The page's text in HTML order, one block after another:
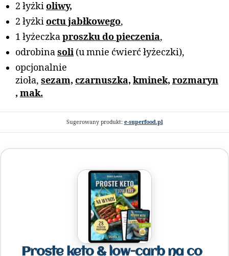
2 łyżkioliwy,
2 łyżkioctu jabłkowego,
1 łyżeczkaproszku do pieczenia,
odrobinasoli (u mnie ćwierć łyżeczki),
opcjonalnie
zioła, sezam, czarnuszka, kminek, rozmaryn
, mak.
Sugerowany produkt: e-superfood.pl
Proste keto & low-carb na co